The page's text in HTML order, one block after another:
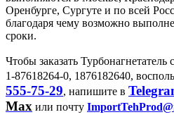
Оренбурге, Сургуте и по всей
благодаря чему возможно
сроки.
Чтобы заказать
1-87618264-0, 1876182640,
555-75-29, напишите в
Max или почту